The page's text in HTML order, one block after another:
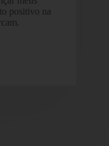
positivo na